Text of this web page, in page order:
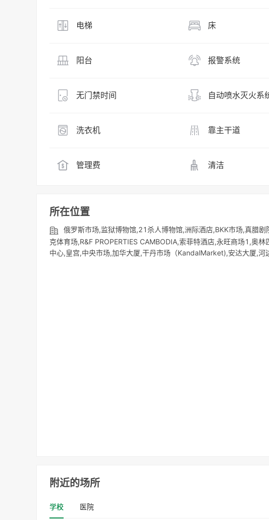
电梯 床
阳台 报警系统
无门禁时间 自动喷水灭火系
洗衣机 靠主干道
管理费 清洁
所在位置
俄罗斯市场,监狱博物馆,21杀人博物馆,洲际酒店,BKK市场,真腊
克体育场,R&F PROPERTIES CAMBODIA,索菲特酒店,永旺商场1,奥
中心,皇宫,中央市场,加华大厦,干丹市场（KandalMarket),安达大厦,
附近的场所
学校 医院